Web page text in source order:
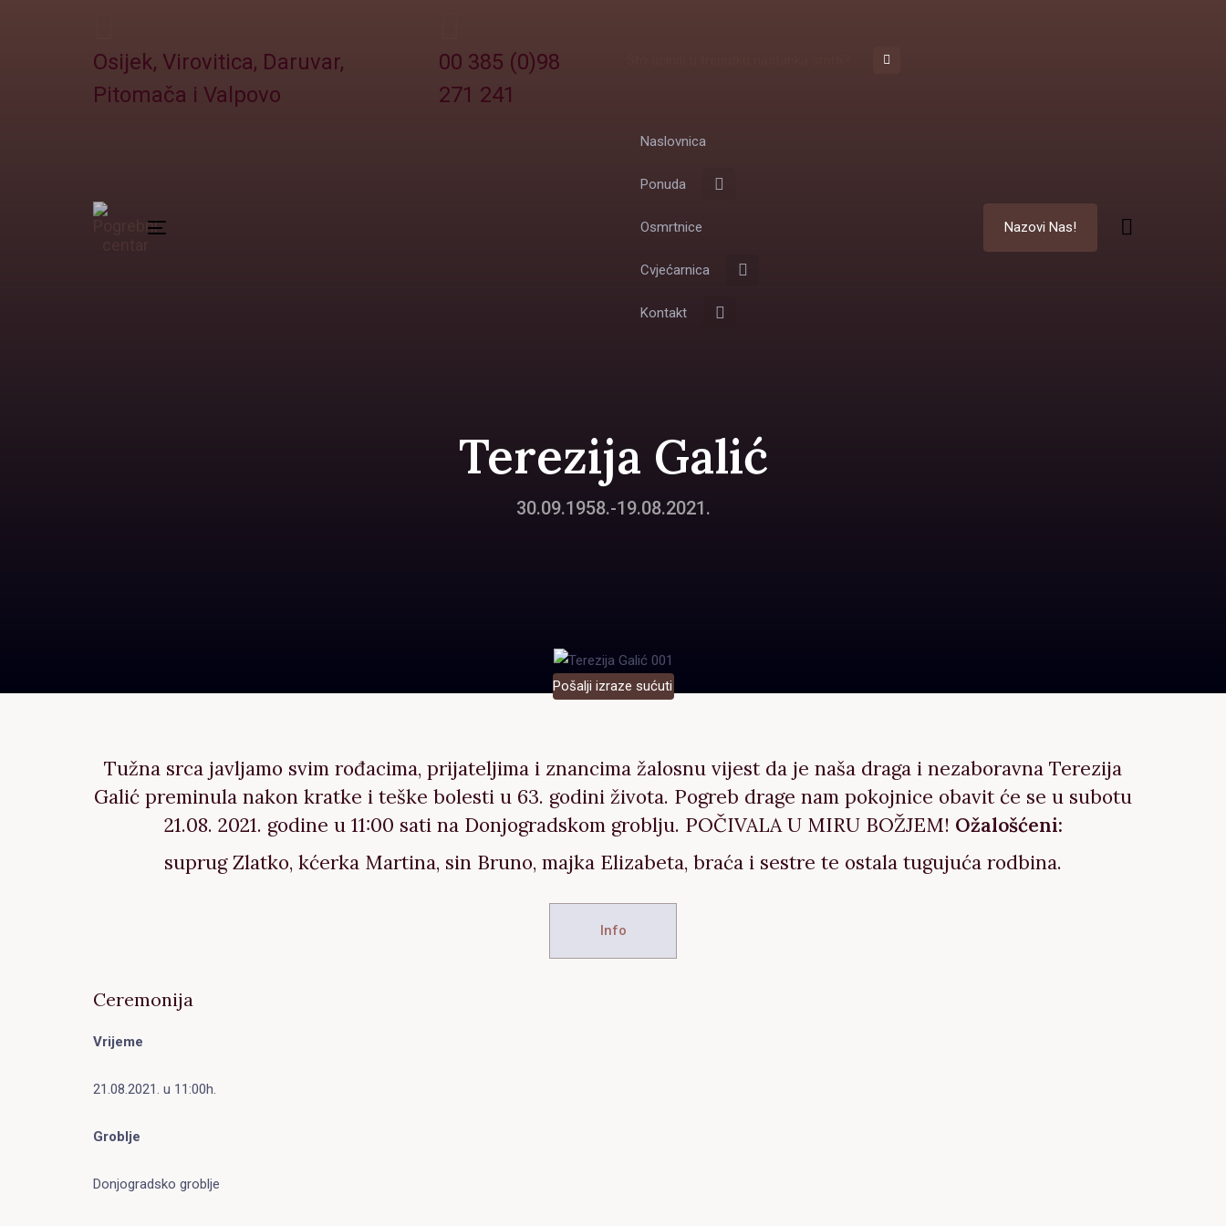
Osijek, Virovitica, Daruvar,
Pitomača i Valpovo
00 385 (0)98
271 241
Toggle navigation
Naslovnica
Ponuda
Osmrtnice
Cvjećarnica
Kontakt
Nazovi Nas!
Terezija Galić
30.09.1958.-19.08.2021.
Pošalji izraze sućuti
Tužna srca javljamo svim rođacima, prijateljima i znancima žalosnu vijest da je naša draga i nezaboravna Terezija
Galić preminula nakon kratke i teške bolesti u 63. godini života. Pogreb drage nam pokojnice obavit će se u subotu
21.08. 2021. godine u 11:00 sati na Donjogradskom groblju. POČIVALA U MIRU BOŽJEM! Ožalošćeni:
suprug Zlatko, kćerka Martina, sin Bruno, majka Elizabeta, braća i sestre te ostala tugujuća rodbina.
Info
Ceremonija
Vrijeme
21.08.2021. u 11:00h.
Groblje
Donjogradsko groblje